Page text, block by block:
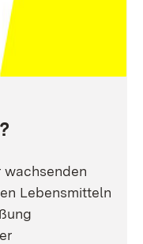
wachsenden
Lebensmitteln